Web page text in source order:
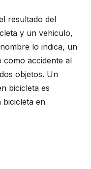
resultado del
y un vehiculo,
lo indica, un
como accidente al
objetos. Un
bicicleta es
bicicleta en